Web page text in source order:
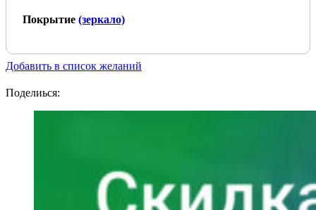
Покрытие (зеркало)
Добавить в список желаний
Поделиься: